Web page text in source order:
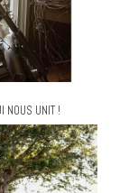
NOUS UNIT !